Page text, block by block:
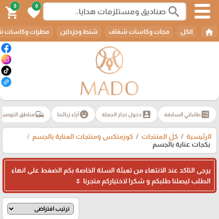
search
0
favorite
0
shopping_cart
home الكل مجات وكاسات شفاف شنط وجزداين مطرات وكاسات
ballotطلباتي السابقة account_box دخول تجار الجملة emoji_emotionsآراء زبائننا commuteمناطق
الرئيسية كل المنتجات
كوزمتكس ومنتجات العناية بالجسم
بكجات عناية بالجسم
يرجى التاكد عند الانتهاء من تعبئة السلة الخاصة بكم الضغط على انهاء
الطلب ليصلنا طلبكم و شكرا لاختياركم متجرنا 🌷